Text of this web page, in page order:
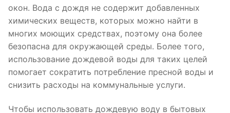
окон. Вода с дождя не содержит добавленных
химических веществ, которых можно найти в
многих моющих средствах, поэтому она более
безопасна для окружающей среды. Более того,
использование дождевой воды для таких целей
помогает сократить потребление пресной воды и
снизить расходы на коммунальные услуги.
Чтобы использовать дождевую воду в бытовых